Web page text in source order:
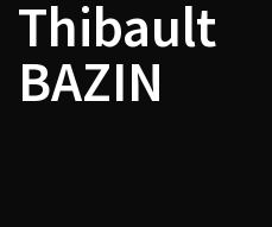
Skip
content
Thibault
BAZIN
Navigation
de